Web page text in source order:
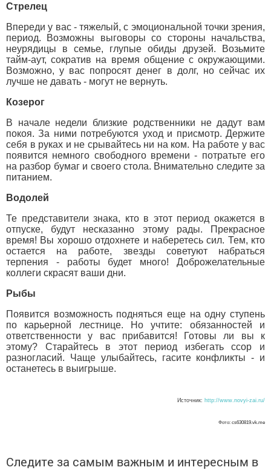
Стрелец
Впереди у вас - тяжелый, с эмоциональной точки зрения,
период. Возможны выговоры со стороны начальства,
неурядицы в семье, глупые обиды друзей. Возьмите
тайм-аут, сократив на время общение с окружающими.
Возможно, у вас попросят денег в долг, но сейчас их
лучше не давать - могут не вернуть.
Козерог
В начале недели близкие родственники не дадут вам
покоя. За ними потребуются уход и присмотр. Держите
себя в руках и не срывайтесь ни на ком. На работе у вас
появится немного свободного времени - потратьте его
на разбор бумаг и своего стола. Внимательно следите за
питанием.
Водолей
Те представители знака, кто в этот период окажется в
отпуске, будут несказанно этому рады. Прекрасное
время! Вы хорошо отдохнете и наберетесь сил. Тем, кто
остается на работе, звезды советуют набраться
терпения - работы будет много! Доброжелательные
коллеги скрасят ваши дни.
Рыбы
Появится возможность подняться еще на одну ступень
по карьерной лестнице. Но учтите: обязанностей и
ответственности у вас прибавится! Готовы ли вы к
этому? Старайтесь в этот период избегать ссор и
разногласий. Чаще улыбайтесь, гасите конфликты - и
останетесь в выигрыше.
Источник: http://www.novyi-zai.ru/
Фото: cs630819.vk.me
Следите за самым важным и интересным в